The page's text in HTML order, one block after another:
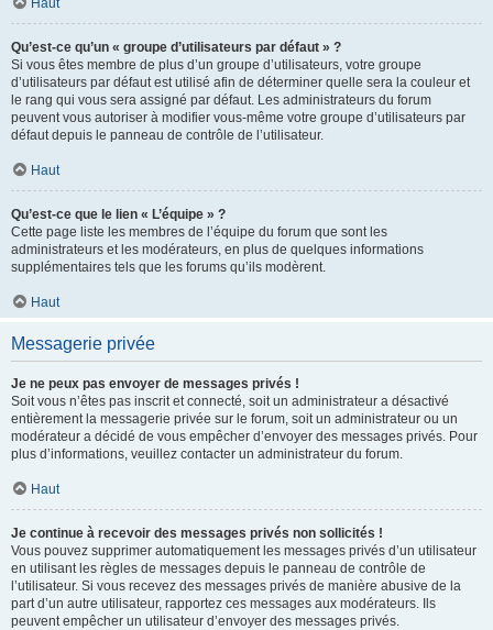
Haut
Qu’est-ce qu’un « groupe d’utilisateurs par défaut » ?
Si vous êtes membre de plus d’un groupe d’utilisateurs, votre groupe
d’utilisateurs par défaut est utilisé afin de déterminer quelle sera la couleur et
le rang qui vous sera assigné par défaut. Les administrateurs du forum
peuvent vous autoriser à modifier vous-même votre groupe d’utilisateurs par
défaut depuis le panneau de contrôle de l’utilisateur.
Haut
Qu’est-ce que le lien « L’équipe » ?
Cette page liste les membres de l’équipe du forum que sont les
administrateurs et les modérateurs, en plus de quelques informations
supplémentaires tels que les forums qu’ils modèrent.
Haut
Messagerie privée
Je ne peux pas envoyer de messages privés !
Soit vous n’êtes pas inscrit et connecté, soit un administrateur a désactivé
entièrement la messagerie privée sur le forum, soit un administrateur ou un
modérateur a décidé de vous empêcher d’envoyer des messages privés. Pour
plus d’informations, veuillez contacter un administrateur du forum.
Haut
Je continue à recevoir des messages privés non sollicités !
Vous pouvez supprimer automatiquement les messages privés d’un utilisateur
en utilisant les règles de messages depuis le panneau de contrôle de
l’utilisateur. Si vous recevez des messages privés de manière abusive de la
part d’un autre utilisateur, rapportez ces messages aux modérateurs. Ils
peuvent empêcher un utilisateur d’envoyer des messages privés.